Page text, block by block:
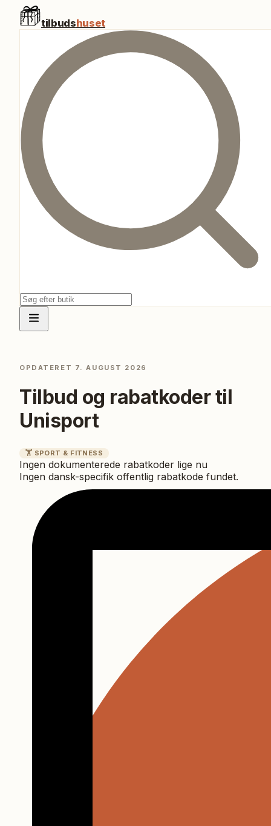
tilbudshuset
OPDATERET 7. AUGUST 2026
Tilbud og rabatkoder til
Unisport
🏋️ SPORT & FITNESS
Ingen dokumenterede rabatkoder lige nu
Ingen dansk-specifik offentlig rabatkode fundet.